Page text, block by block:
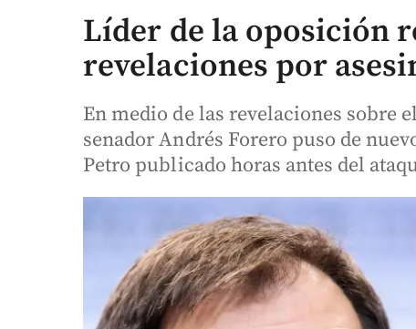
Líder de la oposición
revelaciones por
En medio de las revelaciones sobre
senador Andrés Forero puso de
Petro publicado horas antes del